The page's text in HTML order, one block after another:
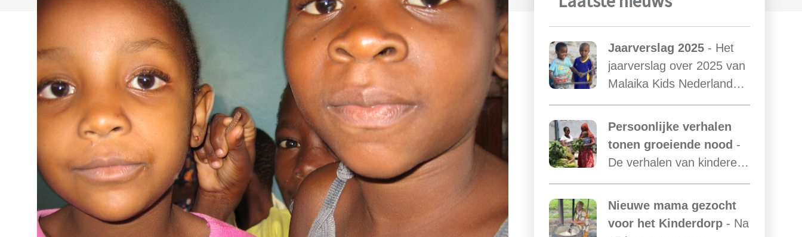
Jaarverslag 2025 - Het
jaarverslag over 2025 van
Malaika Kids Nederland
met daarin opgenomen
het verslag van de
activiteiten van Malaika
Kids Tanzania is uit.
Persoonlijke verhalen
tonen groeiende nood -
De verhalen van kinderen
laten zien hoe essentieel
onze ondersteuning is,
terwijl de vraag blijft
toenemen.
Nieuwe mama gezocht
voor het Kinderdorp - Na